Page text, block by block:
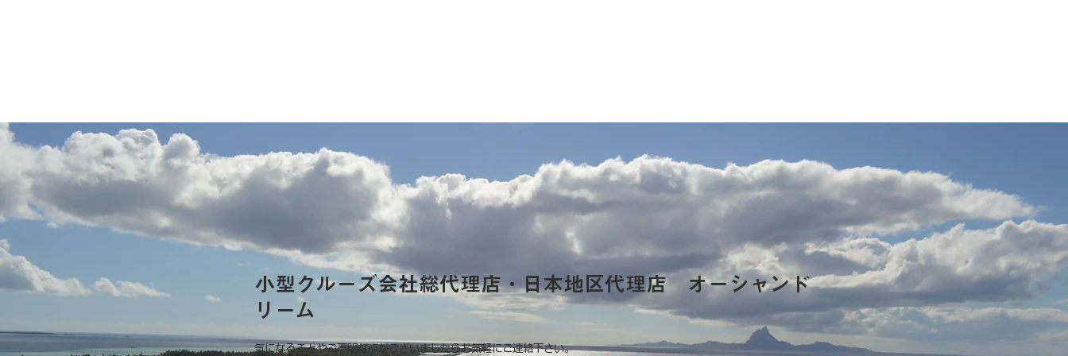
小型クルーズ会社総代理店・日本地区代理店 オーシャンド
リーム
気になることやご不明な点がございましたらお気軽にご連絡下さい。